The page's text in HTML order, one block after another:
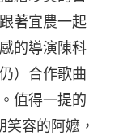
著宜農一起
的導演陳科
）合作歌曲
值得一提的
容的阿嬤，